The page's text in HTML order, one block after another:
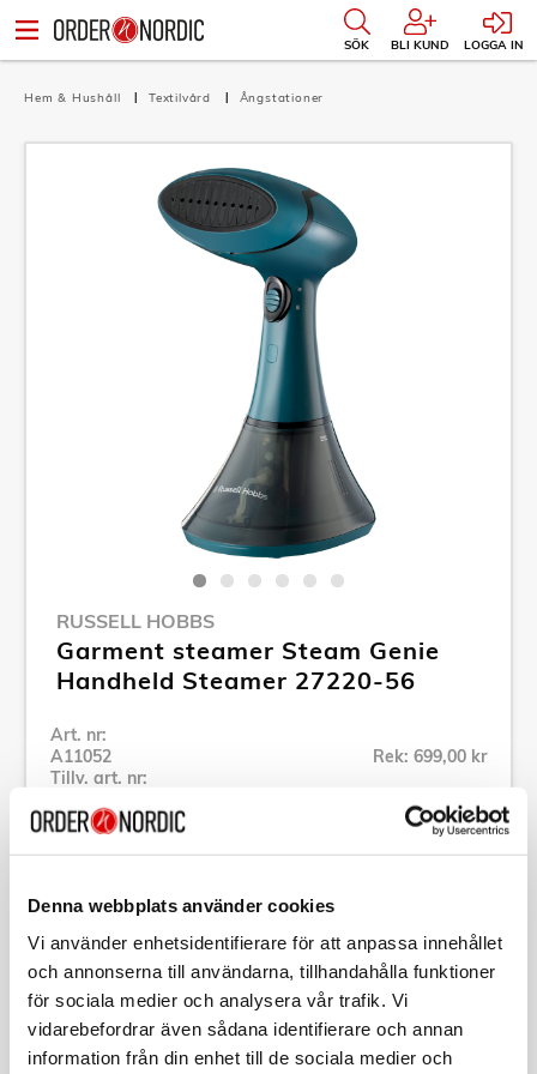
Denna webbplats använder cookies
Vi använder enhetsidentifierare för att anpassa innehållet
och annonserna till användarna, tillhandahålla funktioner
för sociala medier och analysera vår trafik. Vi
vidarebefordrar även sådana identifierare och annan
information från din enhet till de sociala medier och
SÖK BLI KUND LOGGA IN
Hem & Hushåll Textilvård Ångstationer
RUSSELL HOBBS
Garment steamer Steam Genie
Handheld Steamer 27220-56
Art. nr:
A11052
Tillv. art. nr:
Rek: 699,00 kr
Se alla produkter inom Russell Hobbs
Beskrivning
Art. nr:A11052